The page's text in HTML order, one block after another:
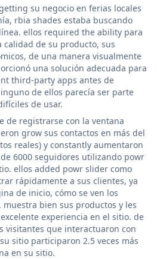
su negocio en ferias locales
rbia shades estaba buscando
ellos required the ability para
calidad de su producto, sus
de una manera visualmente
una solución adecuada para
third-party apps antes de
de ellos parecía ser parte
de usar.
de registrarse con la ventana
grow sus contactos en más del
reales) y constantly aumentaron
6000 seguidores utilizando powr
ellos added powr slider como
rápidamente a sus clientes, ya
de inicio, cómo se ven los
bien sus productos y les
experiencia en el sitio. de
visitantes que interactuaron con
sitio participaron 2.5 veces más
en su sitio.